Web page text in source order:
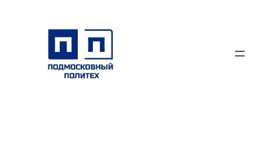
содержимому